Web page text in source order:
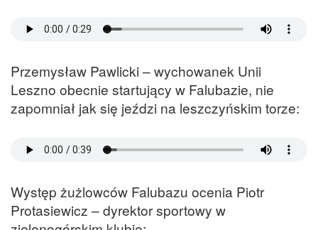
Przemysław Pawlicki – wychowanek Unii
Leszno obecnie startujący w Falubazie, nie
zapomniał jak się jeździ na leszczyńskim torze:
Występ żużlowców Falubazu ocenia Piotr
Protasiewicz – dyrektor sportowy w